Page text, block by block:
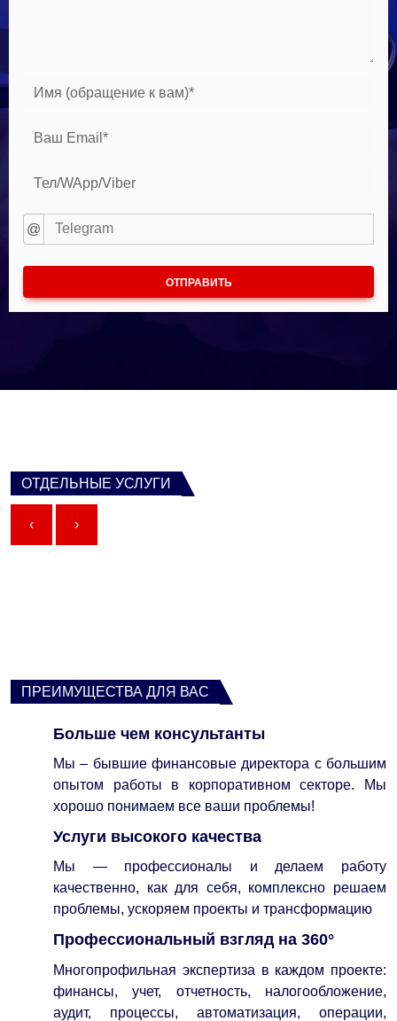
Имя (обращение к вам)*
Ваш Email*
Тел/WApp/Viber
@
ОТПРАВИТЬ
ОТДЕЛЬНЫЕ УСЛУГИ
‹ ›
ПРЕИМУЩЕСТВА ДЛЯ ВАС
Больше чем консультанты
Мы – бывшие финансовые директора с большим
опытом работы в корпоративном секторе. Мы
хорошо понимаем все ваши проблемы!
Услуги высокого качества
Мы — профессионалы и делаем работу
качественно, как для себя, комплексно решаем
проблемы, ускоряем проекты и трансформацию
Профессиональный взгляд на 360°
Многопрофильная экспертиза в каждом проекте:
финансы, учет, отчетность, налогообложение,
аудит, процессы, автоматизация, операции,